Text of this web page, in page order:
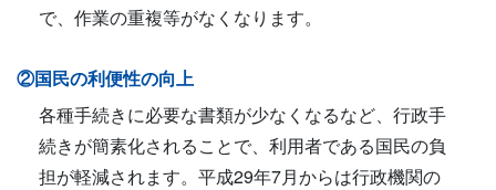
で、作業の重複等がなくなります。
②国民の利便性の向上
各種手続きに必要な書類が少なくなるなど、行政手
続きが簡素化されることで、利用者である国民の負
担が軽減されます。平成29年7月からは行政機関の